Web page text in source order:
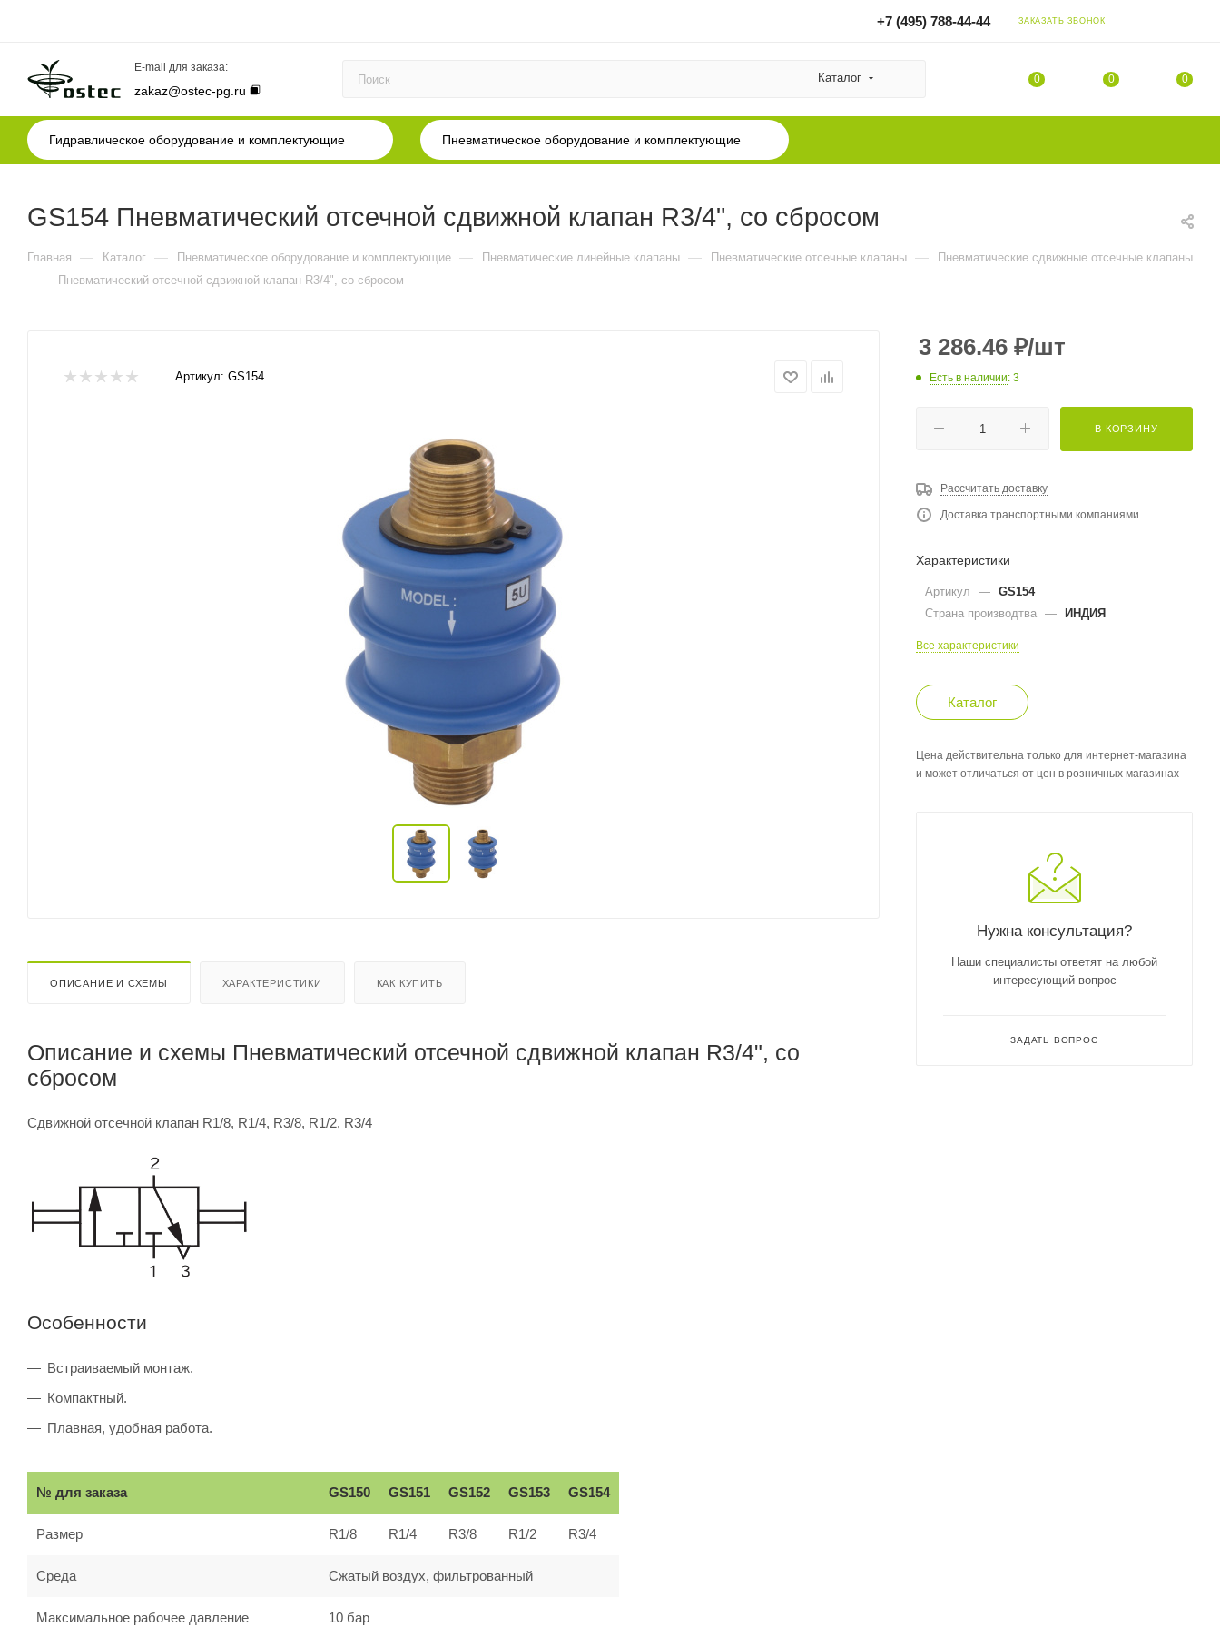
+7 (495) 788-44-44 ЗАКАЗАТЬ ЗВОНОК
E-mail для заказа:
zakaz@ostec-pg.ru
Каталог 0 0 0
Гидравлическое оборудование и комплектующие Пневматическое оборудование и комплектующие
GS154 Пневматический отсечной сдвижной клапан R3/4", со сбросом
Главная — Каталог — Пневматическое оборудование и комплектующие — Пневматические линейные клапаны — Пневматические отсечные клапаны — Пневматические сдвижные отсечные клапаны
— Пневматический отсечной сдвижной клапан R3/4", со сбросом
Артикул: GS154
ОПИСАНИЕ И СХЕМЫ ХАРАКТЕРИСТИКИ КАК КУПИТЬ
Описание и схемы Пневматический отсечной сдвижной клапан R3/4", со
сбросом
Сдвижной отсечной клапан R1/8, R1/4, R3/8, R1/2, R3/4
Особенности
Встраиваемый монтаж.
Компактный.
Плавная, удобная работа.
№ для заказа GS150 GS151 GS152 GS153 GS154
Размер R1/8 R1/4 R3/8 R1/2 R3/4
Среда Сжатый воздух, фильтрованный
Максимальное рабочее давление 10 бар
3 286.46 ₽/шт
Есть в наличии: 3
В КОРЗИНУ
Рассчитать доставку
Доставка транспортными компаниями
Характеристики
Артикул — GS154
Страна производтва — ИНДИЯ
Все характеристики
Каталог
Цена действительна только для интернет-магазина
и может отличаться от цен в розничных магазинах
Нужна консультация?
Наши специалисты ответят на любой
интересующий вопрос
ЗАДАТЬ ВОПРОС